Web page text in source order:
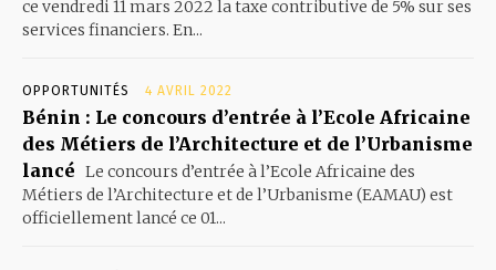
ce vendredi 11 mars 2022 la taxe contributive de 5% sur ses
services financiers. En...
OPPORTUNITÉS 4 AVRIL 2022
Bénin : Le concours d’entrée à l’Ecole Africaine
des Métiers de l’Architecture et de l’Urbanisme
lancé Le concours d’entrée à l’Ecole Africaine des
Métiers de l’Architecture et de l’Urbanisme (EAMAU) est
officiellement lancé ce 01...